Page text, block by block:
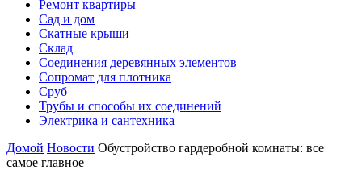
Ремонт квартиры
Сад и дом
Скатные крыши
Склад
Соединения деревянных элементов
Сопромат для плотника
Сруб
Трубы и способы их соединений
Электрика и сантехника
Домой Новости Обустройство гардеробной комнаты: все
самое главное